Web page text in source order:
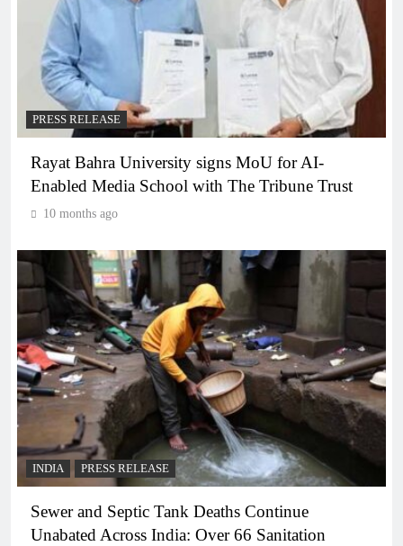
PRESS RELEASE
Rayat Bahra University signs MoU for AI-
Enabled Media School with The Tribune Trust
10 months ago
INDIA PRESS RELEASE
Sewer and Septic Tank Deaths Continue
Unabated Across India: Over 66 Sanitation